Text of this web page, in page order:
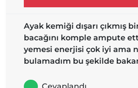
Ayak kemiği dışarı
bacağını komple ampute
yemesi enerjisi çok iyi ama
bulamadım bu şekilde